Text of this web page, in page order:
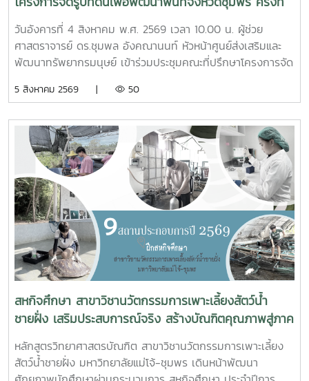
2/2569
วันอังคารที่ 4 สิงหาคม พ.ศ. 2569 เวลา 10.00 น. ผู้ช่วย
ศาสตราจารย์ ดร.ชุมพล อังคณานนท์ หัวหน้าศูนย์ส่งเสริมและ
พัฒนาทรัพยากรมนุษย์ เข้าร่วมประชุมคณะที่ปรึกษาโครงการจัด
รวม สาย ก3 และ ก4ในเขตผังเมืองรวมชุมชนปากน้ำหลังสวน
ศาลากลางจังหวัดชุมพร โดยมีนายจักรพงศ์ นิลไพรัช ธนารักษ์
พื้นที่ชุมพร เป็นประธานในการประชุมในการนี้ นายอุดม จิตตวงค์
โยธาธิการและผังเมืองจังหวัดชุมพร พร้อมด้วยคณะที่ปรึกษา
โครงการจัดรูปที่ดินเพื่อพัฒนาพื้นที่ส่วนจังหวัดชุมพร บริเวณ
ถนนผังเมืองรวม สาย ก3 และก4 ในเขตผังเมืองรวมชุมชน
ปากน้ำหลังสวน เข้าร่วมการประชุมฯ ดังกล่าว เพื่อพิจารณาขอ
ความเห็นชอบค่าชดเชยต้นไม้และพืชผล และค่าชดเชยอาคารและ
สิ่งปลูกสร้างจากกองทุนจัดรูปที่ดินเพื่อพัฒนาพื้นที่มติที่ประชุม
รับทราบรายละเอียดราคาและเห็นควรให้เสนอคณะกรรมการ
จังหวัดขอรับเงินอุดหนุนจากกกองทุนจัดรูปเพื่อพัฒนาพื้นที่
5 สิงหาคม 2569 | 50
สหกิจศึกษา สาขาวิชานวัตกรรมการเพาะเลี้ยงสัตว์น้ำ
ชายฝั่ง เสริมประสบการณ์จริง สร้างบัณฑิตคุณภาพสู่ภาค
อุตสาหกรรมการผลิตสัตว์น้ำ
หลักสูตรวิทยาศาสตรบัณฑิต สาขาวิชานวัตกรรมการเพาะเลี้ยง
สัตว์น้ำชายฝั่ง มหาวิทยาลัยแม่โจ้-ชุมพร เดินหน้าพัฒนา